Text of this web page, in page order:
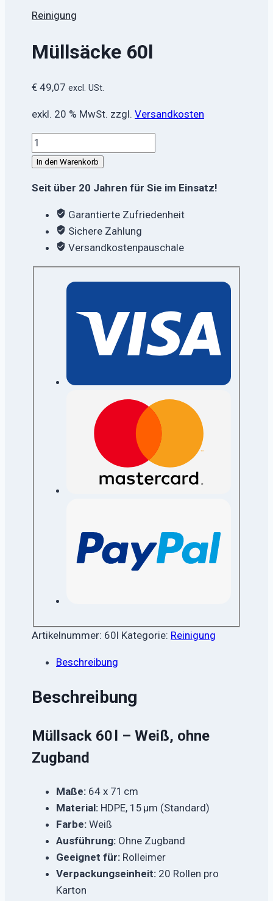
Reinigung
Müllsäcke 60l
€ 49,07 excl. USt.
exkl. 20 % MwSt. zzgl. Versandkosten
Müllsäcke
60l
In den Warenkorb
Seit über 20 Jahren für Sie im Einsatz!
Garantierte Zufriedenheit
Sichere Zahlung
Versandkostenpauschale
Artikelnummer: 60l Kategorie: Reinigung
Beschreibung
Beschreibung
Müllsack 60 l – Weiß, ohne
Zugband
Maße: 64 x 71 cm
Material: HDPE, 15 µm (Standard)
Farbe: Weiß
Ausführung: Ohne Zugband
Geeignet für: Rolleimer
Verpackungseinheit: 20 Rollen pro
Karton